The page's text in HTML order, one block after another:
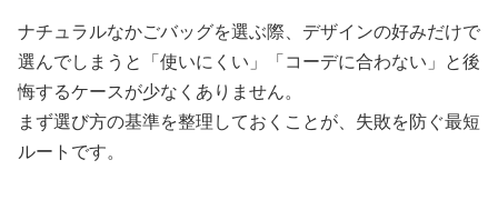
ナチュラルなかごバッグを選ぶ際、デザインの好みだけで
選んでしまうと「使いにくい」「コーデに合わない」と後
悔するケースが少なくありません。
まず選び方の基準を整理しておくことが、失敗を防ぐ最短
ルートです。